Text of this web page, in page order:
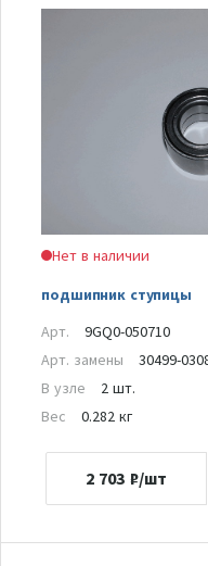
Нет в наличии
подшипник ступицы
Арт.
9GQ0-050710
Арт. замены
30499-
В узле
2 шт.
Вес
0.282 кг
2 703 ₽/шт